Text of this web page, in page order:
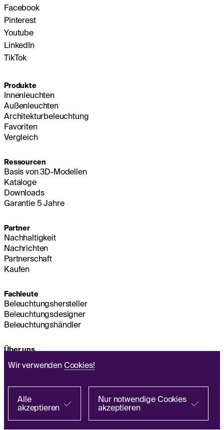
Bei einem Partner suchen
Wir verwenden Cookies!
Alle
akzeptieren
Nur notwendige Cookies
akzeptieren
Facebook
Pinterest
Youtube
LinkedIn
TikTok
Produkte
Innenleuchten
Außenleuchten
Architekturbeleuchtung
Favoriten
Vergleich
Ressourcen
Basis von 3D-Modellen
Kataloge
Downloads
Garantie 5 Jahre
Partner
Nachhaltigkeit
Nachrichten
Partnerschaft
Kaufen
Fachleute
Beleuchtungshersteller
Beleuchtungsdesigner
Beleuchtungshändler
Über uns
Hauptsitz
Daten